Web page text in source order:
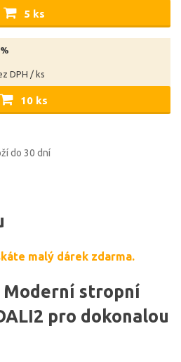
5 ks
DPH / ks
10 ks
do 30 dní
malý dárek zdarma.
Moderní stropní
pro dokonalou